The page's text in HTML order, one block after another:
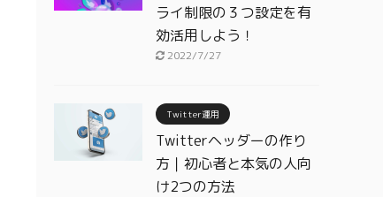
ライ制限の３つ設定を有
効活用しよう！
2022/7/27
Twitter運用
Twitterヘッダーの作り
方｜初心者と本気の人向
け2つの方法